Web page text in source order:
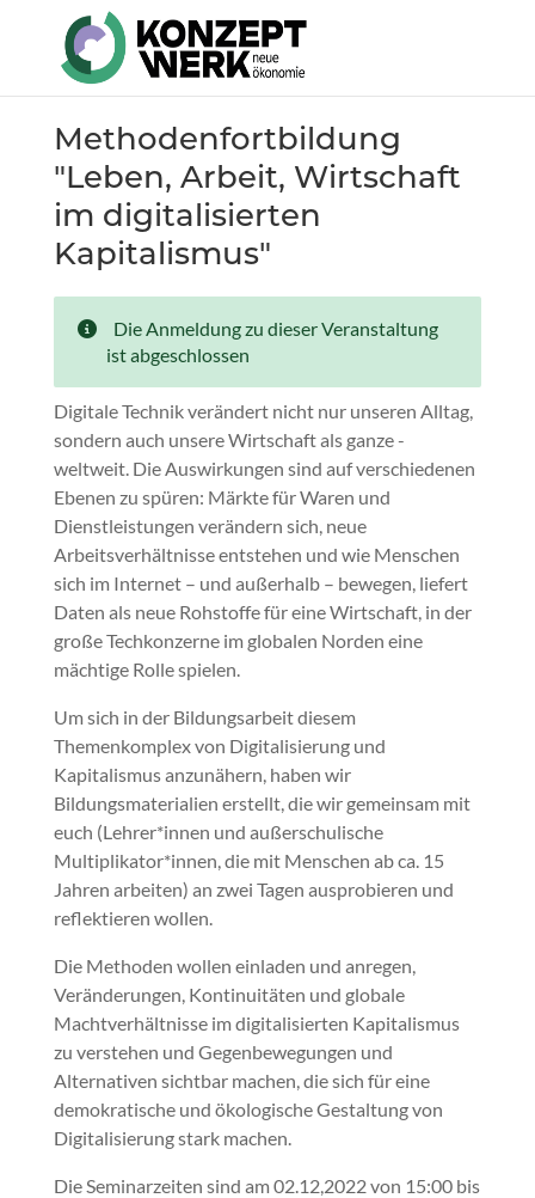
Methodenfortbildung
"Leben, Arbeit, Wirtschaft
im digitalisierten
Kapitalismus"
Die Anmeldung zu dieser Veranstaltung
ist abgeschlossen
Digitale Technik verändert nicht nur unseren Alltag,
sondern auch unsere Wirtschaft als ganze -
weltweit. Die Auswirkungen sind auf verschiedenen
Ebenen zu spüren: Märkte für Waren und
Dienstleistungen verändern sich, neue
Arbeitsverhältnisse entstehen und wie Menschen
sich im Internet – und außerhalb – bewegen, liefert
Daten als neue Rohstoffe für eine Wirtschaft, in der
große Techkonzerne im globalen Norden eine
mächtige Rolle spielen.
Um sich in der Bildungsarbeit diesem
Themenkomplex von Digitalisierung und
Kapitalismus anzunähern, haben wir
Bildungsmaterialien erstellt, die wir gemeinsam mit
euch (Lehrer*innen und außerschulische
Multiplikator*innen, die mit Menschen ab ca. 15
Jahren arbeiten) an zwei Tagen ausprobieren und
reflektieren wollen.
Die Methoden wollen einladen und anregen,
Veränderungen, Kontinuitäten und globale
Machtverhältnisse im digitalisierten Kapitalismus
zu verstehen und Gegenbewegungen und
Alternativen sichtbar machen, die sich für eine
demokratische und ökologische Gestaltung von
Digitalisierung stark machen.
Die Seminarzeiten sind am 02.12,2022 von 15:00 bis